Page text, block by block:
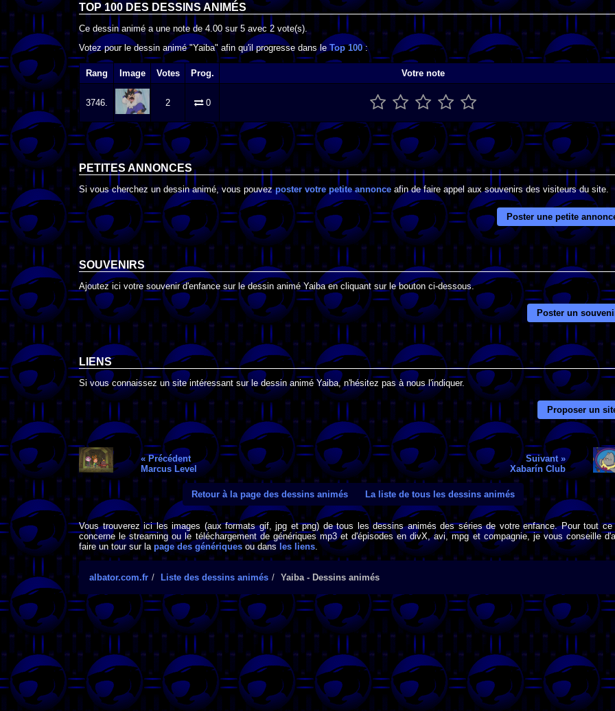
TOP 100 DES DESSINS ANIMÉS
Ce dessin animé a une note de 4.00 sur 5 avec 2 vote(s).
Votez pour le dessin animé "Yaiba" afin qu'il progresse dans le Top 100:
Rang Image Votes Prog. Votre note
3746. 2 0
PETITES ANNONCES
Si vous cherchez un dessin animé, vous pouvezposter votre petite annonce afin de faire appel aux souvenirs des visiteurs du site.
Poster une petite
SOUVENIRS
Ajoutez ici votre souvenir d'enfance sur le dessin animé Yaiba en cliquant sur le bouton ci-dessous.
Poster un
LIENS
Si vous connaissez un site intéressant sur le dessin animé Yaiba, n'hésitez pas à nous l'indiquer.
Proposer un
« Précédent
Marcus Level
Suivant »
Xabarín Club
Retour à la page des dessins animés La liste de tous les dessins animés
Vous trouverez ici les images (aux formats gif, jpg et png) de tous les dessins animés des séries de votre enfance. Pour tout ce
concerne le streaming ou le téléchargement de génériques mp3 et d'épisodes en divX, avi, mpg et compagnie, je vous conseille
faire un tour sur la page des génériquesou dans les liens
albator.com.fr Liste des dessins animés Yaiba - Dessins animés